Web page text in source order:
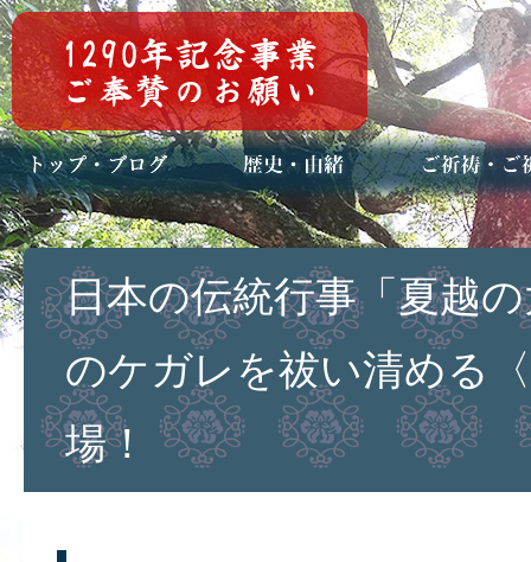
トップページ
ブログ(日々八百万)
お知らせ一覧 歴史・ご祭神
年中行事
メディア掲載 ご祈祷・ご祈
安産祈願
初宮参り
七五三詣
長寿のお祝い
神前結婚式
厄祓い・方位
車のお祓い
地鎮祭
神葬祭（神式
日本の伝統行事「夏越
のケガレを祓い清める
場！